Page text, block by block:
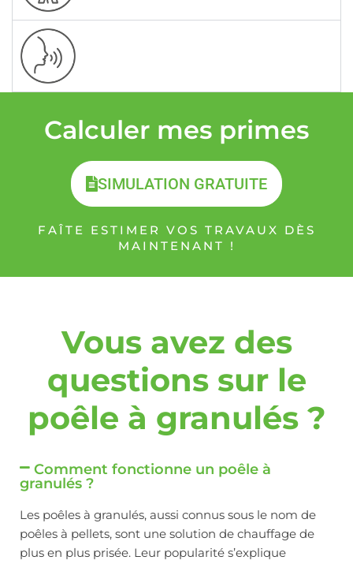
Calculer mes primes
SIMULATION GRATUITE
FAÎTE ESTIMER VOS TRAVAUX DÈS
MAINTENANT !
Vous avez des
questions sur le
poêle à granulés ?
Comment fonctionne un poêle à
granulés ?
Les poêles à granulés, aussi connus sous le nom de
poêles à pellets, sont une solution de chauffage de
plus en plus prisée. Leur popularité s’explique